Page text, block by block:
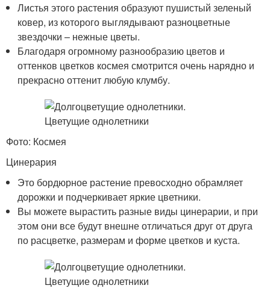
Листья этого растения образуют пушистый зеленый
ковер, из которого выглядывают разноцветные
звездочки – нежные цветы.
Благодаря огромному разнообразию цветов и
оттенков цветков космея смотрится очень нарядно и
прекрасно оттенит любую клумбу.
Фото: Космея
Цинерария
Это бордюрное растение превосходно обрамляет
дорожки и подчеркивает яркие цветники.
Вы можете вырастить разные виды цинерарии, и при
этом они все будут внешне отличаться друг от друга
по расцветке, размерам и форме цветков и куста.